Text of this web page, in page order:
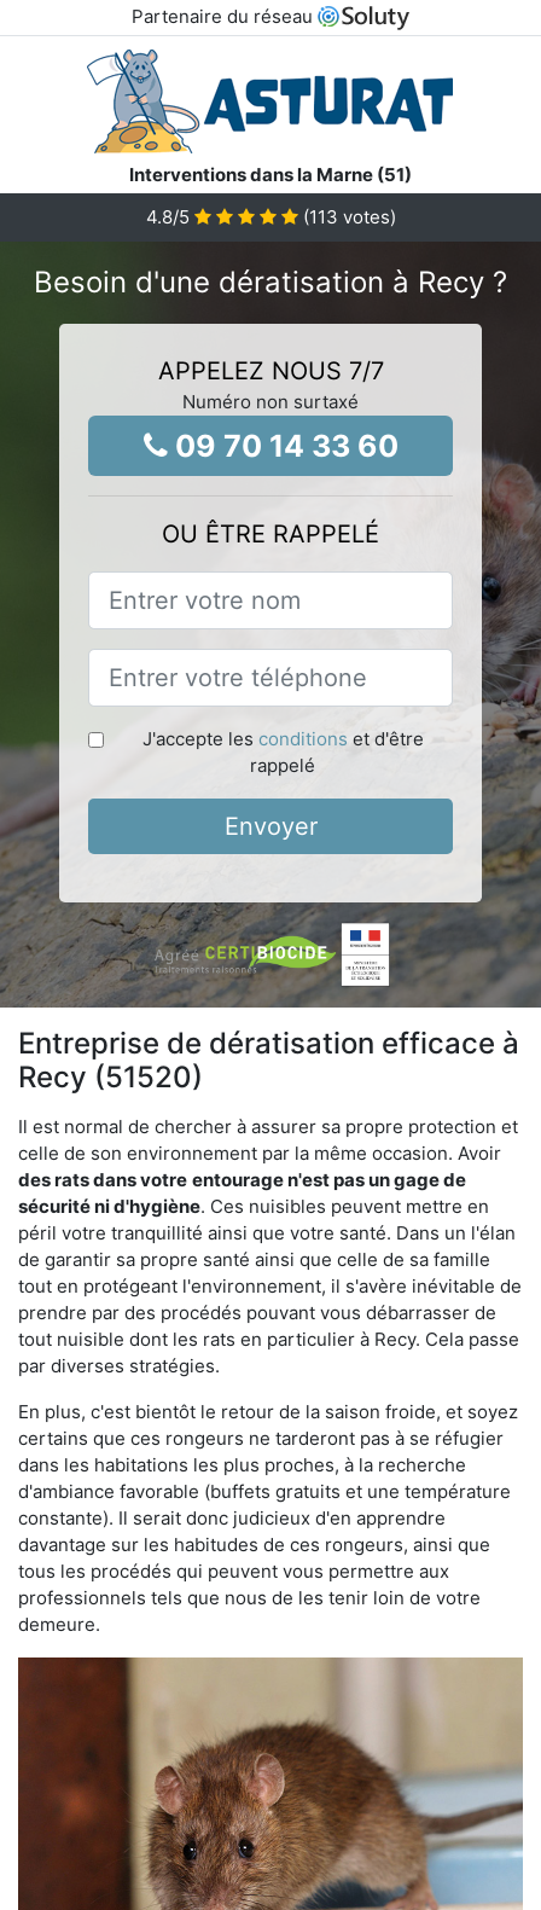
Partenaire du réseau
Interventions dans la Marne (51)
4.8/5 (113 votes)
Besoin d'une dératisation à Recy ?
APPELEZ NOUS 7/7
Numéro non surtaxé
09 70 14 33 60
OU ÊTRE RAPPELÉ
J'accepte les conditions et d'être
rappelé
Envoyer
Entreprise de dératisation efficace à
Recy (51520)
Il est normal de chercher à assurer sa propre protection et
celle de son environnement par la même occasion. Avoir
des rats dans votre entourage n'est pas un gage de
sécurité ni d'hygiène. Ces nuisibles peuvent mettre en
péril votre tranquillité ainsi que votre santé. Dans un l'élan
de garantir sa propre santé ainsi que celle de sa famille
tout en protégeant l'environnement, il s'avère inévitable de
prendre par des procédés pouvant vous débarrasser de
tout nuisible dont les rats en particulier à Recy. Cela passe
par diverses stratégies.
En plus, c'est bientôt le retour de la saison froide, et soyez
certains que ces rongeurs ne tarderont pas à se réfugier
dans les habitations les plus proches, à la recherche
d'ambiance favorable (buffets gratuits et une température
constante). Il serait donc judicieux d'en apprendre
davantage sur les habitudes de ces rongeurs, ainsi que
tous les procédés qui peuvent vous permettre aux
professionnels tels que nous de les tenir loin de votre
demeure.